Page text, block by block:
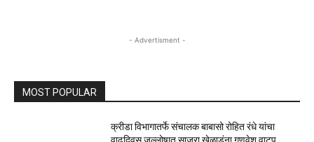
- Advertisment -
MOST POPULAR
क्रीडा विभागातर्फे संचालक बाबासो रोहित रंधे यांचा
वाढदिवस जल्लोषात साजरा,खेळाडूंना गणवेश वाटप